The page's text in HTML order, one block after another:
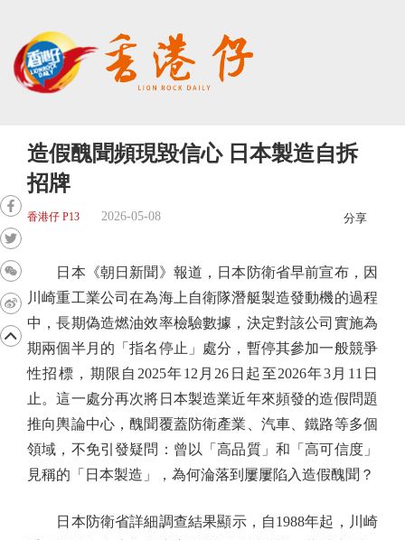
造假醜聞頻現毀信心 日本製造自拆
招牌
香港仔 P13 2026-05-08 分享
日本《朝日新聞》報道，日本防衛省早前宣布，因
川崎重工業公司在為海上自衛隊潛艇製造發動機的過程
中，長期偽造燃油效率檢驗數據，決定對該公司實施為
期兩個半月的「指名停止」處分，暫停其參加一般競爭
性招標，期限自2025年12月26日起至2026年3月11日
止。這一處分再次將日本製造業近年來頻發的造假問題
推向輿論中心，醜聞覆蓋防衛產業、汽車、鐵路等多個
領域，不免引發疑問：曾以「高品質」和「高可信度」
見稱的「日本製造」，為何淪落到屢屢陷入造假醜聞？
日本防衛省詳細調查結果顯示，自1988年起，川崎